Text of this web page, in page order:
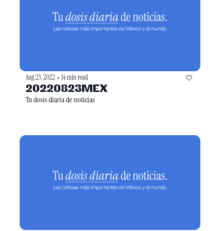
Aug 23, 2022 • 14 min read
20220823MEX
Tu dosis diaria de noticias